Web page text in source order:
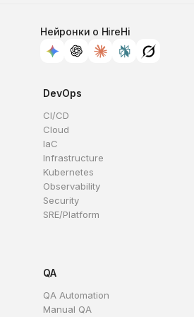
Нейронки о HireHi
DevOps
CI/CD
Cloud
IaC
Infrastructure
Kubernetes
Observability
Security
SRE/Platform
QA
QA Automation
Manual QA